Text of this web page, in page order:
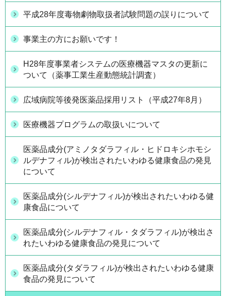
平成28年度毒物劇物取扱者試験問題の誤りについて
事業主の方にお願いです！
H28年度事業者システムの医療機器マスタの更新に
ついて（薬事工業生産動態統計調査）
広域病院等後発医薬品採用リスト（平成27年8月）
医療機器プログラムの取扱いについて
医薬品成分(アミノタダラフィル・ヒドロキシホモシ
ルデナフィル)が検出されたいわゆる健康食品の発見
について
医薬品成分(シルデナフィル)が検出されたいわゆる健
康食品について
医薬品成分(シルデナフィル・タダラフィル)が検出さ
れたいわゆる健康食品の発見について
医薬品成分(タダラフィル)が検出されたいわゆる健康
食品の発見について